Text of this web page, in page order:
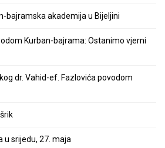
bajramska akademija u Bijeljini
Kurban-bajrama: Ostanimo vjerni
dr. Vahid-ef. Fazlovića povodom
u srijedu, 27. maja